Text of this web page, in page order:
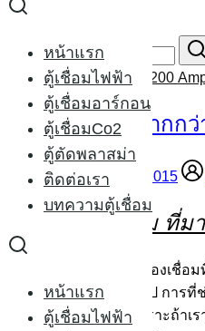
Skip
content
หน้าแรก
ตู้เชื่อมไฟฟ้า
ตู้เชื่อมอาร์กอน
ตู้เชื่อมCo2
ตู้ตัดพลาสม่า
ติดต่อเรา
บทความตู้เชื่อม
หน้าแรก
ตู้เชื่อมไฟฟ้า
Search
เครื่องเชื่อม ที่มากกว่า 200
เครื่องเชื่อม ที่มากก
14/08/201416/09/2015
เครื่องเชื่อม ที่
ครั้งนี้จะมาคุยเรื่อง เครื่องเชื่
จะพูดถึงเครื่องโดยทั่วไป การ
ต้องอยู่ที่การใช้งาน เพราะถ้าเ